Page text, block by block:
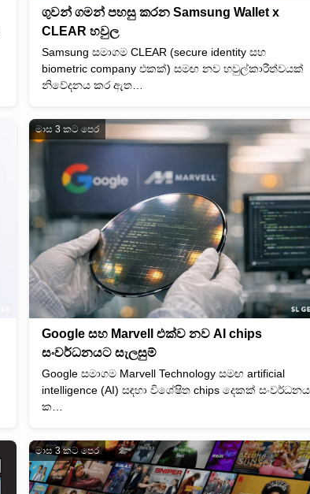
ගුවන් ගමන් පහසු කරන Samsung Wallet x
CLEAR හවුල
Samsung සමාගම CLEAR (secure identity සහ
biometric company එකක්) සමඟ නව හවුල්කාරීත්වයක්
නිවේදනය කර ඇත…
මාස 3 කට පෙර
Google සහ Marvell එක්ව නව AI chips
සංවර්ධනයට සැලසුම්
Google සමාගම Marvell Technology සමඟ artificial
intelligence (AI) සඳහා විශේෂිත chips දෙකක් සංවර්ධනය
ක…
මාස 3 කට පෙර